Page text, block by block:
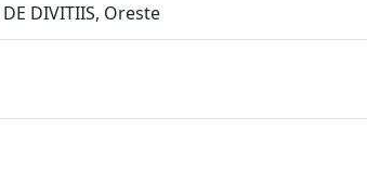
DIVITIIS, Oreste